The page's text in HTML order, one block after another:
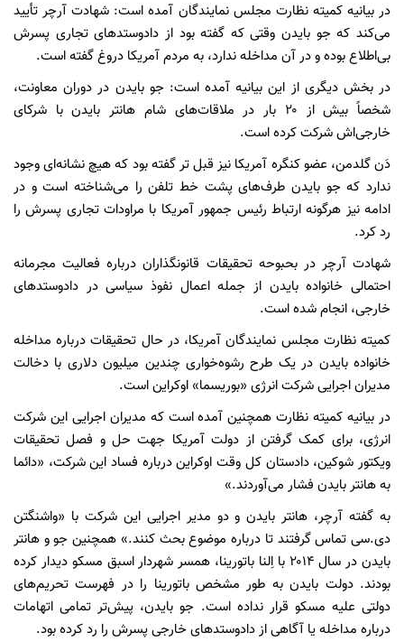
در بیانیه کمیته نظارت مجلس نمایندگان آمده است: شهادت آرچر تأیید
می‌کند که جو بایدن وقتی که گفته بود از دادوستدهای تجاری پسرش
بی‌اطلاع بوده و در آن مداخله ندارد، به مردم آمریکا دروغ گفته است.
در بخش دیگری از این بیانیه آمده است: جو بایدن در دوران معاونت،
شخصاً بیش از ۲۰ بار در ملاقات‌های شام هانتر بایدن با شرکای
خارجی‌اش شرکت کرده است.
دَن گلدمن، عضو کنگره آمریکا نیز قبل تر گفته بود که هیچ نشانه‌ای وجود
ندارد که جو بایدن طرف‌های پشت خط تلفن را می‌شناخته است و در
ادامه نیز هرگونه ارتباط رئیس جمهور آمریکا با مراودات تجاری پسرش را
رد کرد.
شهادت آرچر در بحبوحه تحقیقات قانونگذاران درباره فعالیت مجرمانه
احتمالی خانواده بایدن از جمله اعمال نفوذ سیاسی در دادوستدهای
خارجی، انجام شده است.
کمیته نظارت مجلس نمایندگان آمریکا، در حال تحقیقات درباره مداخله
خانواده بایدن در یک طرح رشوه‌خواری چندین میلیون دلاری با دخالت
مدیران اجرایی شرکت انرژی «بوریسما» اوکراین است.
در بیانیه کمیته نظارت همچنین آمده است که مدیران اجرایی این شرکت
انرژی، برای کمک گرفتن از دولت آمریکا جهت حل و فصل تحقیقات
ویکتور شوکین، دادستان کل وقت اوکراین درباره فساد این شرکت، «دائما
به هانتر بایدن فشار می‌آوردند.»
به گفته آرچر، هانتر بایدن و دو مدیر اجرایی این شرکت با «واشنگتن
دی‌.سی تماس گرفتند تا درباره موضوع بحث کنند.» همچنین جو و هانتر
بایدن در سال ۲۰۱۴ با اِلنا باتورینا، همسر شهردار اسبق مسکو دیدار کرده
بودند. دولت بایدن به طور مشخص باتورینا را در فهرست تحریم‌های
دولتی علیه مسکو قرار نداده است. جو بایدن، پیش‌تر تمامی اتهامات
درباره مداخله یا آگاهی از دادوستدهای خارجی پسرش را رد کرده بود.